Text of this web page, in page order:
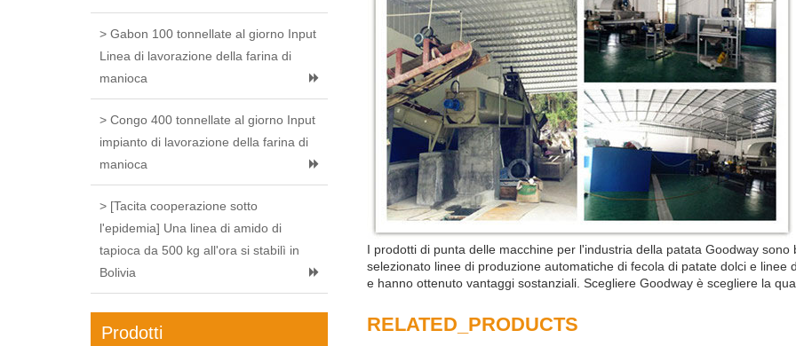
> Gabon 100 tonnellate al giorno Input
Linea di lavorazione della farina di
manioca
> Congo 400 tonnellate al giorno Input
impianto di lavorazione della farina di
manioca
> [Tacita cooperazione sotto
l'epidemia] Una linea di amido di
tapioca da 500 kg all'ora si stabilì in
Bolivia
Prodotti
I prodotti di punta delle macchine per l'industria della patata Goodway
selezionato linee di produzione automatiche di fecola di patate dolci e
e hanno ottenuto vantaggi sostanziali. Scegliere Goodway è scegliere la
RELATED_PRODUCTS